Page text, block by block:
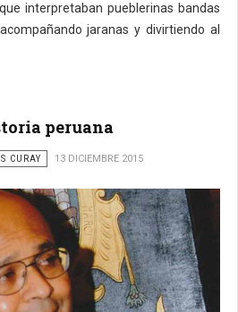
interpretaban pueblerinas bandas
jaranas y divirtiendo al
peruana
CURAY 13 DICIEMBRE 2015